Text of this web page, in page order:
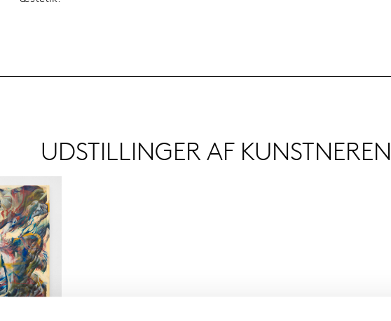
UDSTILLINGER AF KUNSTNEREN